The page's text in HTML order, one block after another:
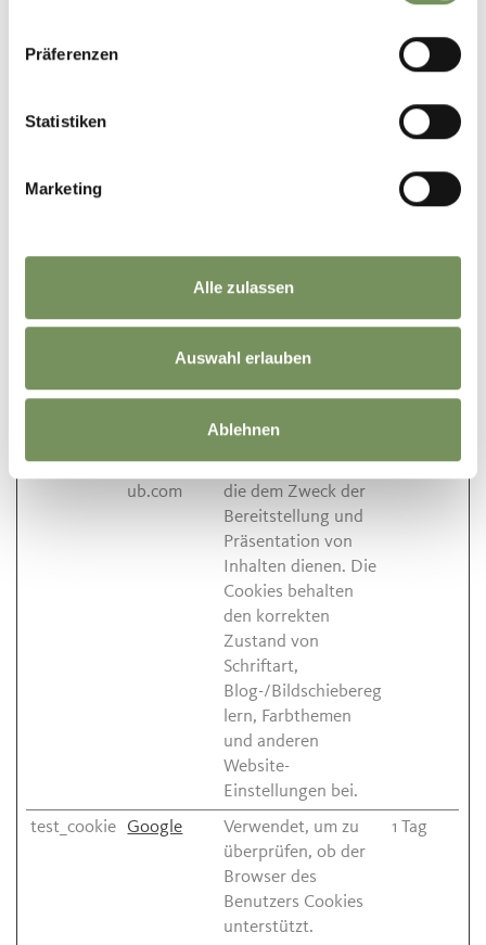
Präferenzen
Statistiken
Marketing
Alle zulassen
Auswahl erlauben
Ablehnen
Schriftart,
Blog-/Bildschiebereg
und anderen
Website-
Beständ
opendatah
ub.com
einem Bündel von
Cookies verbunden,
die dem Zweck der
Bereitstellung und
Präsentation von
Inhalten dienen. Die
Cookies behalten
den korrekten
Zustand von
Schriftart,
Blog-/Bildschiebereg
lern, Farbthemen
und anderen
Website-
Einstellungen bei.
test_cookie Google
Verwendet, um zu
überprüfen, ob der
Browser des
Benutzers Cookies
unterstützt.
1 Tag